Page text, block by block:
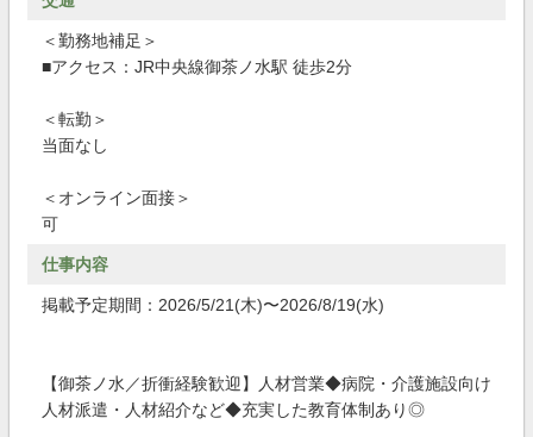
＜勤務地補足＞
■アクセス：JR中央線御茶ノ水駅 徒歩2分
＜転勤＞
当面なし
＜オンライン面接＞
可
仕事内容
掲載予定期間：2026/5/21(木)〜2026/8/19(水)
【御茶ノ水／折衝経験歓迎】人材営業◆病院・介護施設向け
人材派遣・人材紹介など◆充実した教育体制あり◎